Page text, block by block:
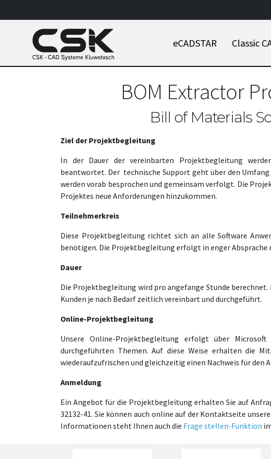
to
eCADSTAR Classic
BOM Extractor
Bill of Materials
Ziel der Projektbegleitung
In der Dauer der vereinbarten Projektbegleitung
beantwortet. Der technische Support geht über den
werden vorab besprochen und gemeinsam verfolgt. Die
Projektes neue Anforderungen hinzukommen.
Teilnehmerkreis
Diese Projektbegleitung richtet sich an alle Software
benötigen. Die Projektbegleitung erfolgt in enger Absprache
Dauer
Die Projektbegleitung wird pro angefange Stunde
Kunden je nach Bedarf zeitlich vereinbart und durchgeführt.
Online-Projektbegleitung
Unsere Online-Projektbegleitung erfolgt über
durchgeführten Themen. Auf diese Weise erhalten die
wiederaufzufrischen und gleichzeitig einen Nachweis für den
Anmeldung
Ein Angebot für die Projektbegleitung erhalten Sie auf
32132-41. Sie können auch online auf der Kontaktseite
Informationen steht Ihnen auch die Frage stellen-Funktion